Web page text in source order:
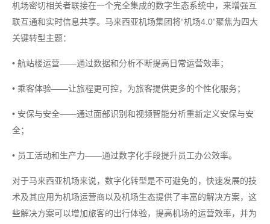
机场密切相关者联接在一个完全集成的数字生态系统中，来增强互
联互通和实时信息共享。马来西亚机场集团将“机场4.0”聚焦为四大
关键转型主题：
• 航站楼运营——通过数据和分析不断提高日常运营效率；
• 乘客体验——让旅程更可控，为旅客提供更多的个性化服务；
• 安保与安全——通过面部识别和视频智能分析重新定义安保与安
全；
• 员工活动和生产力——通过数字化手段提升员工办公效率。
对于马来西亚机场来说，数字化转型是不可避免的，快速发展的技
术及其应用为机场运营商以及机场生态提供了丰富的解决方案，这
些解决方案可以增加旅客的出行体验，提高机场的运营效率，并为